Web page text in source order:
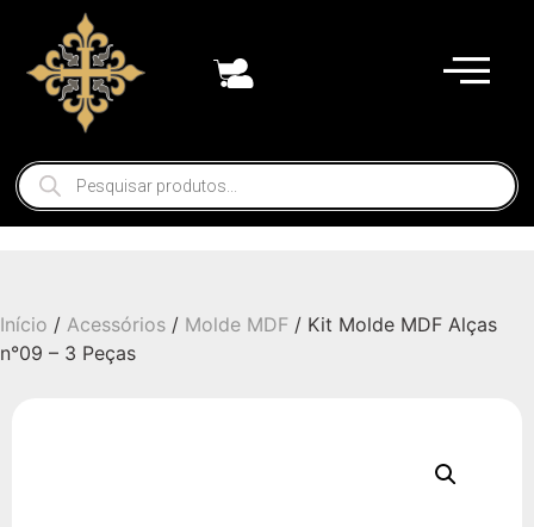
Início / Acessórios / Molde MDF / Kit Molde MDF Alças
n°09 – 3 Peças